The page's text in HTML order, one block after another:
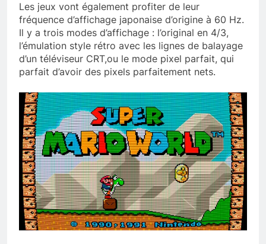
Les jeux vont également profiter de leur
fréquence d’affichage japonaise d’origine à 60 Hz.
Il y a trois modes d’affichage : l’original en 4/3,
l’émulation style rétro avec les lignes de balayage
d’un téléviseur CRT,ou le mode pixel parfait, qui
parfait d’avoir des pixels parfaitement nets.